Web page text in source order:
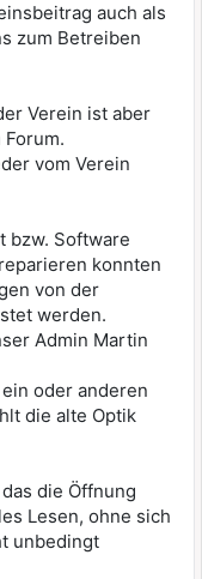
auch als
zum Betreiben
Verein ist aber
vom Verein
bzw. Software
konnten
von der
werden.
Admin Martin
oder anderen
die alte Optik
die Öffnung
Lesen, ohne sich
unbedingt